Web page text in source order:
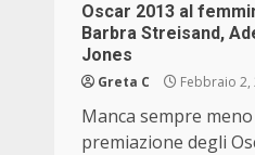
Oscar 2013 al
Barbra Streisand,
Jones
Greta C Febbraio 2,
Manca sempre
premiazione degli